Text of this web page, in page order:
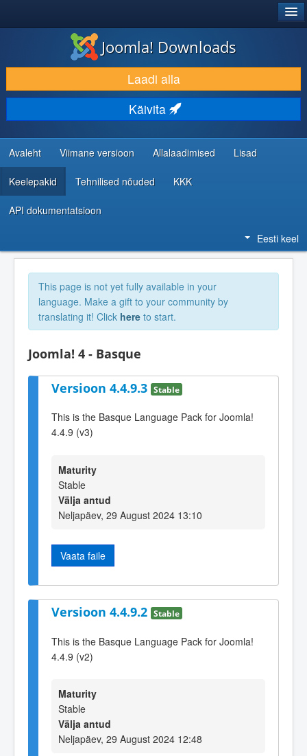
LAADI ALLA JA LAIENDA
AVASTA JA ÕPI
KOGUKOND JA KASUTAJATUGI
RESSURSID ARENDAJATELE
Joomla! Downloads
Laadi alla
Käivita
Avaleht Viimane versioon Allalaadimised Lisad
Keelepakid Tehnilised nõuded KKK
API dokumentatsioon
Eesti keel
This page is not yet fully available in your
language. Make a gift to your community by
translating it! Click here to start.
Joomla! 4 - Basque
Versioon 4.4.9.3 Stable
This is the Basque Language Pack for Joomla!
4.4.9 (v3)
Maturity
Stable
Välja antud
Neljapäev, 29 August 2024 13:10
Vaata faile
Versioon 4.4.9.2 Stable
This is the Basque Language Pack for Joomla!
4.4.9 (v2)
Maturity
Stable
Välja antud
Neljapäev, 29 August 2024 12:48